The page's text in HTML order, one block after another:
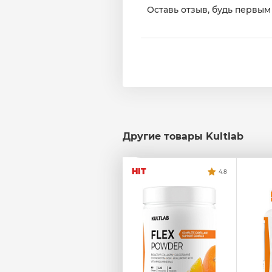
Оставь отзыв, будь
Другие товары Kultlab
HIT 4.8